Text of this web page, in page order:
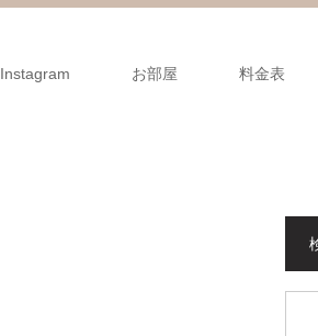
Instagram お部屋 料金表